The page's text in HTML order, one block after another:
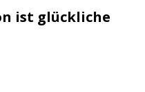
ist glückliche